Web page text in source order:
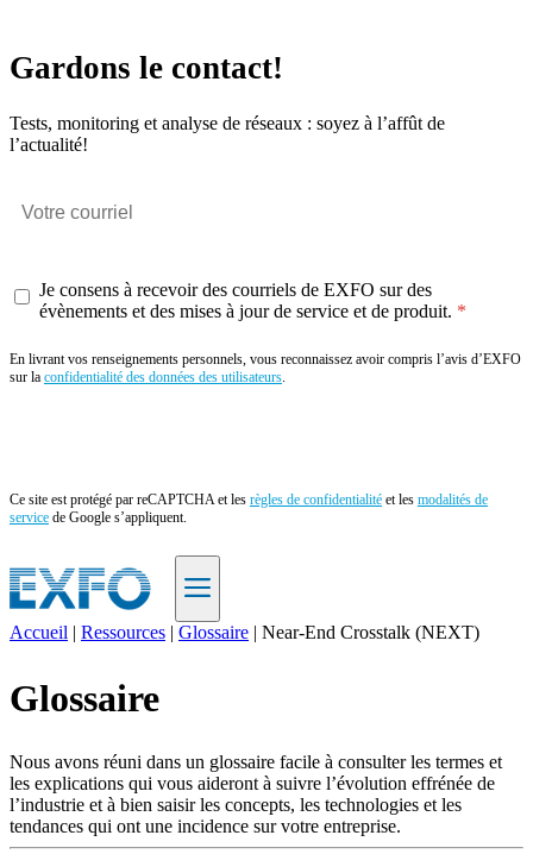
Gardons le contact!
Tests, monitoring et analyse de réseaux : soyez à l’affût de
l’actualité!
Je consens à recevoir des courriels de EXFO sur des
évènements et des mises à jour de service et de produit.
En livrant vos renseignements personnels, vous reconnaissez avoir compris l’avis d’EXFO
sur la confidentialité des données des utilisateurs.
Ce site est protégé par reCAPTCHA et les règles de confidentialité et les modalités de
service de Google s’appliquent.
Produits
Soutien
Services
Acheter
Ressources
Accueil | Ressources | Glossaire | Near-End Crosstalk (NEXT)
Glossaire
Nous avons réuni dans un glossaire facile à consulter les termes et
les explications qui vous aideront à suivre l’évolution effrénée de
l’industrie et à bien saisir les concepts, les technologies et les
tendances qui ont une incidence sur votre entreprise.